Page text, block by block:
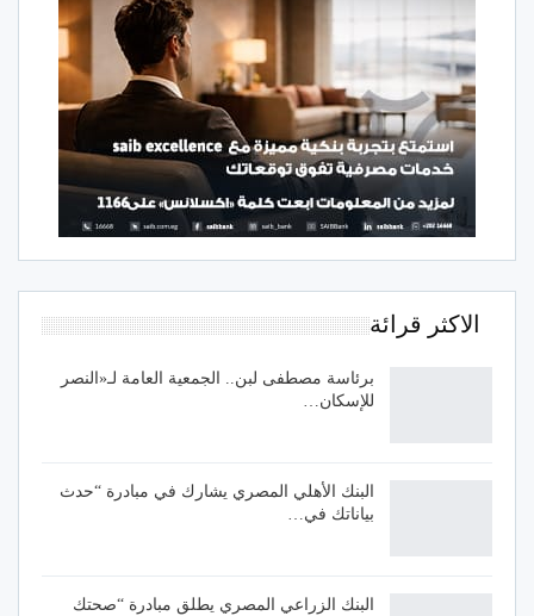
الاكثر قرائة
برئاسة مصطفى لبن.. الجمعية العامة لـ«النصر
للإسكان…
البنك الأهلي المصري يشارك في مبادرة “حدث
بياناتك في…
البنك الزراعي المصري يطلق مبادرة “صحتك